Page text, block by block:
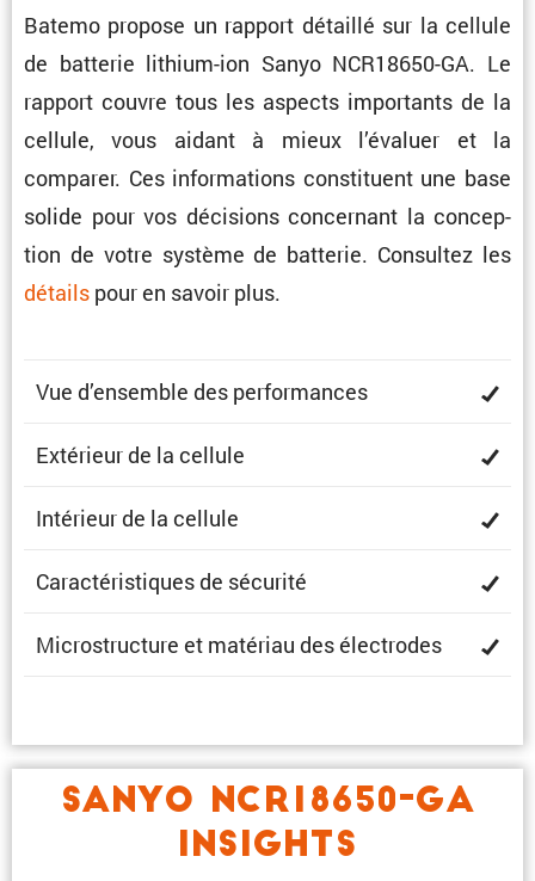
Batemo propose un rapport détaillé sur la cellule
de batterie lithium-ion Sanyo NCR18650-GA. Le
rapport couvre tous les aspects impor­tants de la
cellule, vous aidant à mieux l’éva­luer et la
comparer. Ces infor­ma­tions consti­tuent une base
solide pour vos décisions concer­nant la concep­
tion de votre système de batterie. Consultez les
détails pour en savoir plus.
Vue d’ensemble des performances
Extérieur de la cellule
Intérieur de la cellule
Carac­té­ris­tiques de sécurité
Micro­struc­ture et matériau des électrodes
SANYO NCR18650-GA
INSIGHTS